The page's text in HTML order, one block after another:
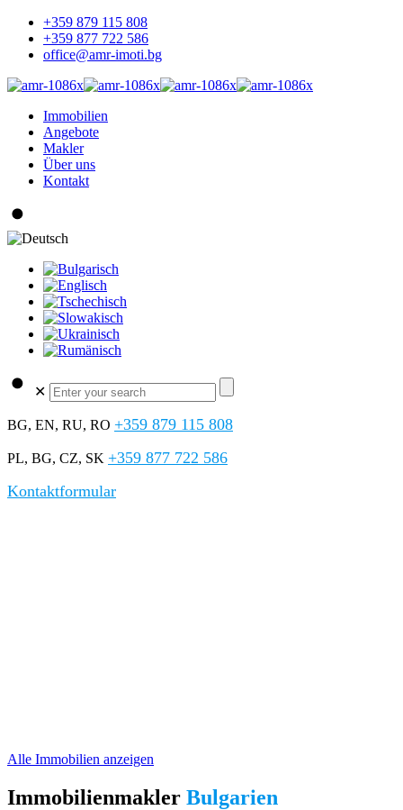
+359 879 115 808
+359 877 722 586
office@amr-imoti.bg
Immobilien
Angebote
Makler
Über uns
Kontakt
✕
BG, EN, RU, RO +359 879 115 808
PL, BG, CZ, SK +359 877 722 586
Kontaktformular
Alle Immobilien anzeigen
Immobilienmakler Bulgarien